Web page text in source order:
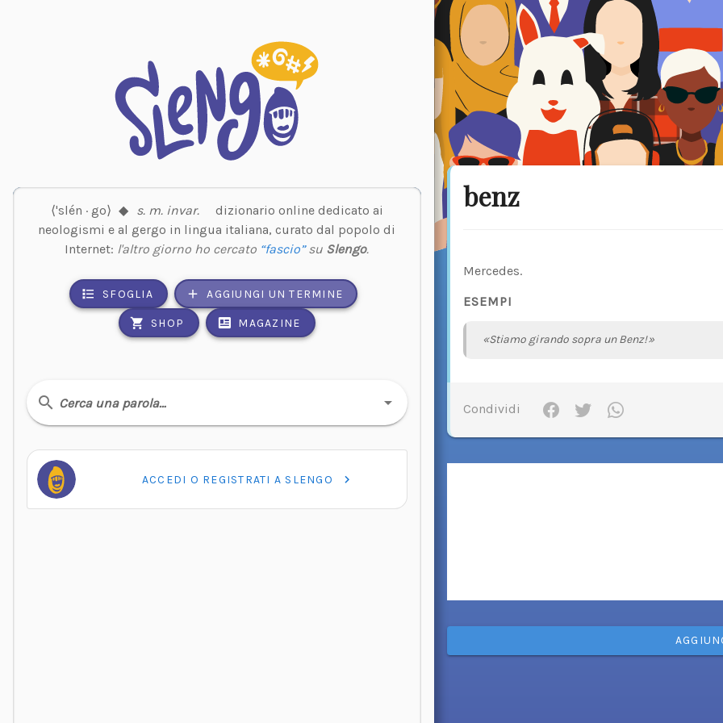
⟨'slén · go⟩ ◆ s. m. invar.
dizionario online dedicato ai
neologismi e al gergo in lingua italiana, curato dal popolo di
Internet: l'altro giorno ho cercato “fascio”su Slengo.
SFOGLIA AGGIUNGI UN TERMINE
SHOP MAGAZINE
Cerca una parola…
ACCEDI O REGISTRATI A SLENGO
benz
Mercedes.
ESEMPI
«Stiamo girando sopra un Benz!»
Condividi